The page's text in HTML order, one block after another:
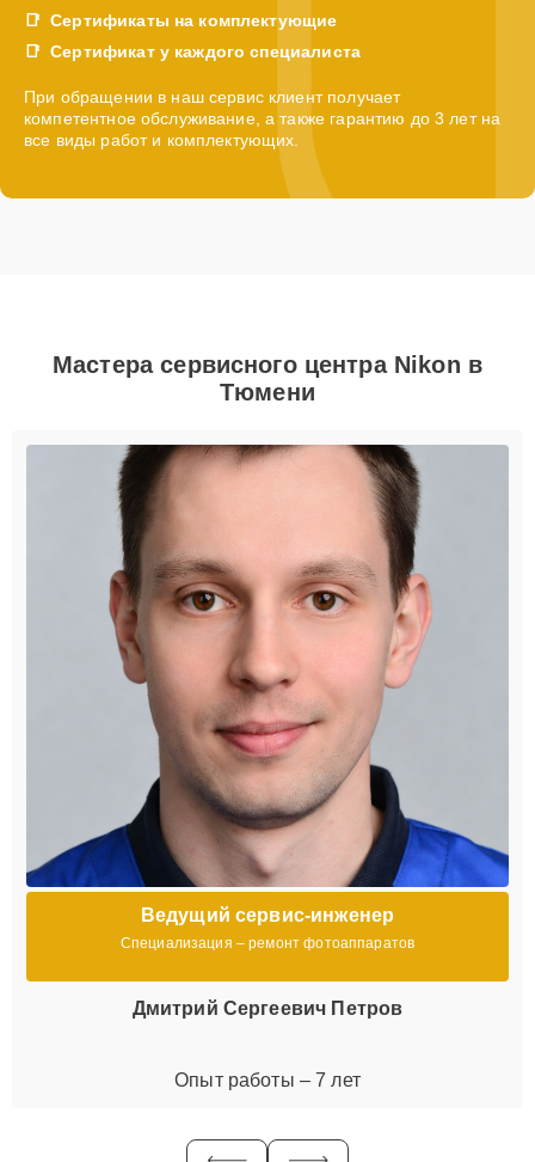
Сертификаты на комплектующие
Сертификат у каждого специалиста
При обращении в наш сервис клиент получает
компетентное обслуживание, а также гарантию до 3 лет на
все виды работ и комплектующих.
Мастера сервисного центра Nikon в
Тюмени
Ведущий сервис-инженер
Специализация – ремонт фотоаппаратов
Дмитрий Сергеевич Петров
Опыт работы – 7 лет